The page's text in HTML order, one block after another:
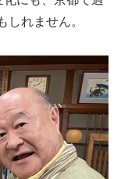
しれません。